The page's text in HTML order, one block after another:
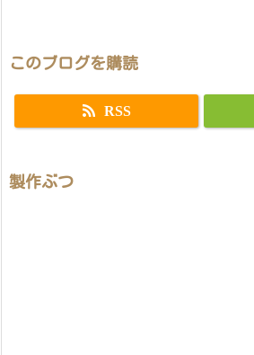
このブログを購読
RSS
製作ぶつ